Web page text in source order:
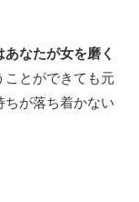
なたが女を磨く
ことができても元
ちが落ち着かない